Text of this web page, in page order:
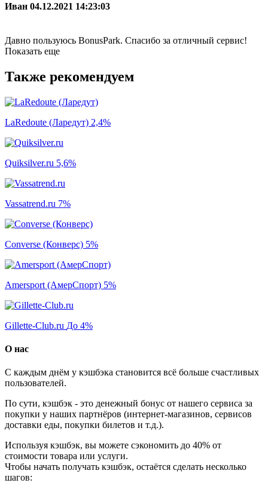
Иван 04.12.2021 14:23:03
Давно пользуюсь BonusPark. Спасибо за отличный сервис!
Показать еще
Также рекомендуем
LaRedoute (Ларедут) 2,4%
Quiksilver.ru 5,6%
Vassatrend.ru 7%
Converse (Конверс) 5%
Amersport (АмерСпорт) 5%
Gillette-Club.ru До 4%
О нас
С каждым днём у кэшбэка становится всё больше счастливых
пользователей.
По сути, кэшбэк - это денежный бонус от нашего сервиса за
покупки у наших партнёров (интернет-магазинов, сервисов
доставки еды, покупки билетов и т.д.).
Используя кэшбэк, вы можете сэкономить до 40% от
стоимости товара или услуги.
Чтобы начать получать кэшбэк, остаётся сделать несколько
шагов: